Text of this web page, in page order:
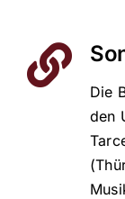
Die
den